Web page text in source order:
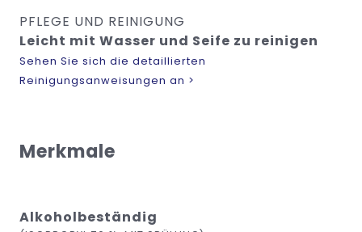
PFLEGE UND REINIGUNG
Leicht mit Wasser und Seife zu reinigen
Sehen Sie sich die detaillierten
Reinigungsanweisungen an >
Merkmale
Alkoholbeständig